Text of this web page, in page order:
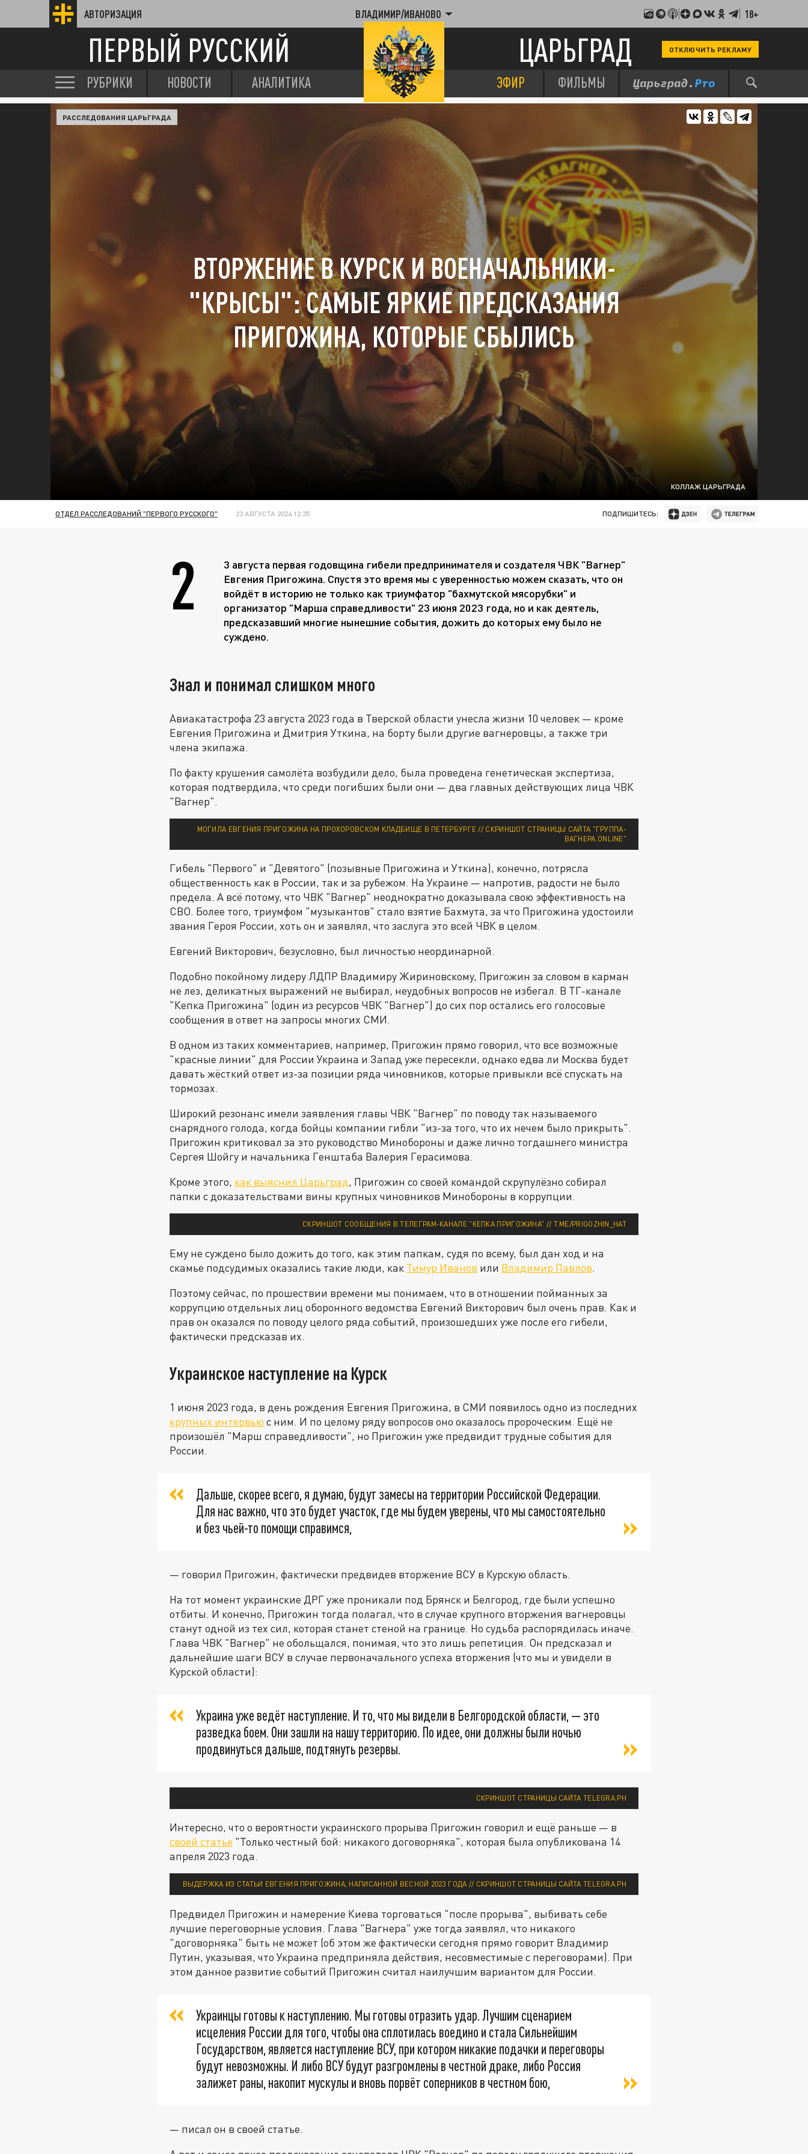
АВТОРИЗАЦИЯ ВЛАДИМИР/ИВАНОВО 18+
ПЕРВЫЙ РУССКИЙ ЦАРЬГРАД ОТКЛЮЧИТЬ РЕКЛАМУ
РУБРИКИ НОВОСТИ АНАЛИТИКА ЭФИР ФИЛЬМЫ
КОЛЛАЖ ЦАРЬГРАДА
РАССЛЕДОВАНИЯ ЦАРЬГРАДА
ВТОРЖЕНИЕ В КУРСК И ВОЕНАЧАЛЬНИКИ-
"КРЫСЫ": САМЫЕ ЯРКИЕ ПРЕДСКАЗАНИЯ
ПРИГОЖИНА, КОТОРЫЕ СБЫЛИСЬ
ОТДЕЛ РАССЛЕДОВАНИЙ "ПЕРВОГО РУССКОГО" 23 АВГУСТА 2024 12:35 ПОДПИШИТЕСЬ:
2
3 августа первая годовщина гибели предпринимателя и создателя ЧВК "Вагнер"
Евгения Пригожина. Спустя это время мы с уверенностью можем сказать, что он
войдёт в историю не только как триумфатор "бахмутской мясорубки" и
организатор "Марша справедливости" 23 июня 2023 года, но и как деятель,
предсказавший многие нынешние события, дожить до которых ему было не
суждено.
Знал и понимал слишком много
Авиакатастрофа 23 августа 2023 года в Тверской области унесла жизни 10 человек — кроме
Евгения Пригожина и Дмитрия Уткина, на борту были другие вагнеровцы, а также три
члена экипажа.
По факту крушения самолёта возбудили дело, была проведена генетическая экспертиза,
которая подтвердила, что среди погибших были они — два главных действующих лица ЧВК
"Вагнер".
МОГИЛА ЕВГЕНИЯ ПРИГОЖИНА НА ПРОХОРОВСКОМ КЛАДБИЩЕ В ПЕТЕРБУРГЕ // СКРИНШОТ СТРАНИЦЫ САЙТА "ГРУППА-
ВАГНЕРА.ONLINE"
Гибель "Первого" и "Девятого" (позывные Пригожина и Уткина), конечно, потрясла
общественность как в России, так и за рубежом. На Украине — напротив, радости не было
предела. А всё потому, что ЧВК "Вагнер" неоднократно доказывала свою эффективность на
СВО. Более того, триумфом "музыкантов" стало взятие Бахмута, за что Пригожина удостоили
звания Героя России, хоть он и заявлял, что заслуга это всей ЧВК в целом.
Евгений Викторович, безусловно, был личностью неординарной.
Подобно покойному лидеру ЛДПР Владимиру Жириновскому, Пригожин за словом в карман
не лез, деликатных выражений не выбирал, неудобных вопросов не избегал. В ТГ-канале
"Кепка Пригожина" (один из ресурсов ЧВК "Вагнер") до сих пор остались его голосовые
сообщения в ответ на запросы многих СМИ.
В одном из таких комментариев, например, Пригожин прямо говорил, что все возможные
"красные линии" для России Украина и Запад уже пересекли, однако едва ли Москва будет
давать жёсткий ответ из-за позиции ряда чиновников, которые привыкли всё спускать на
тормозах.
Широкий резонанс имели заявления главы ЧВК "Вагнер" по поводу так называемого
снарядного голода, когда бойцы компании гибли "из-за того, что их нечем было прикрыть".
Пригожин критиковал за это руководство Минобороны и даже лично тогдашнего министра
Сергея Шойгу и начальника Генштаба Валерия Герасимова.
Кроме этого, как выяснил Царьград, Пригожин со своей командой скрупулёзно собирал
папки с доказательствами вины крупных чиновников Минобороны в коррупции.
СКРИНШОТ СООБЩЕНИЯ В ТЕЛЕГРАМ-КАНАЛЕ "КЕПКА ПРИГОЖИНА" // T.ME/PRIGOZHIN_HAT
Ему не суждено было дожить до того, как этим папкам, судя по всему, был дан ход и на
скамье подсудимых оказались такие люди, как Тимур Иванов или Владимир Павлов.
Поэтому сейчас, по прошествии времени мы понимаем, что в отношении пойманных за
коррупцию отдельных лиц оборонного ведомства Евгений Викторович был очень прав. Как и
прав он оказался по поводу целого ряда событий, произошедших уже после его гибели,
фактически предсказав их.
Украинское наступление на Курск
1 июня 2023 года, в день рождения Евгения Пригожина, в СМИ появилось одно из последних
крупных интервью с ним. И по целому ряду вопросов оно оказалось пророческим. Ещё не
произошёл "Марш справедливости", но Пригожин уже предвидит трудные события для
России.
Дальше, скорее всего, я думаю, будут замесы на территории Российской Федерации.
Для нас важно, что это будет участок, где мы будем уверены, что мы самостоятельно
и без чьей-то помощи справимся,
— говорил Пригожин, фактически предвидев вторжение ВСУ в Курскую область.
На тот момент украинские ДРГ уже проникали под Брянск и Белгород, где были успешно
отбиты. И конечно, Пригожин тогда полагал, что в случае крупного вторжения вагнеровцы
станут одной из тех сил, которая станет стеной на границе. Но судьба распорядилась иначе.
Глава ЧВК "Вагнер" не обольщался, понимая, что это лишь репетиция. Он предсказал и
дальнейшие шаги ВСУ в случае первоначального успеха вторжения (что мы и увидели в
Курской области):
Украина уже ведёт наступление. И то, что мы видели в Белгородской области, — это
разведка боем. Они зашли на нашу территорию. По идее, они должны были ночью
продвинуться дальше, подтянуть резервы.
СКРИНШОТ СТРАНИЦЫ САЙТА TELEGRA.PH
Интересно, что о вероятности украинского прорыва Пригожин говорил и ещё раньше — в
своей статье "Только честный бой: никакого договорняка", которая была опубликована 14
апреля 2023 года.
ВЫДЕРЖКА ИЗ СТАТЬИ ЕВГЕНИЯ ПРИГОЖИНА, НАПИСАННОЙ ВЕСНОЙ 2023 ГОДА // СКРИНШОТ СТРАНИЦЫ САЙТА TELEGRA.PH
Предвидел Пригожин и намерение Киева торговаться "после прорыва", выбивать себе
лучшие переговорные условия. Глава "Вагнера" уже тогда заявлял, что никакого
"договорняка" быть не может (об этом же фактически сегодня прямо говорит Владимир
Путин, указывая, что Украина предприняла действия, несовместимые с переговорами). При
этом данное развитие событий Пригожин считал наилучшим вариантом для России.
Украинцы готовы к наступлению. Мы готовы отразить удар. Лучшим сценарием
исцеления России для того, чтобы она сплотилась воедино и стала Сильнейшим
Государством, является наступление ВСУ, при котором никакие подачки и переговоры
будут невозможны. И либо ВСУ будут разгромлены в честной драке, либо Россия
залижет раны, накопит мускулы и вновь порвёт соперников в честном бою,
— писал он в своей статье.